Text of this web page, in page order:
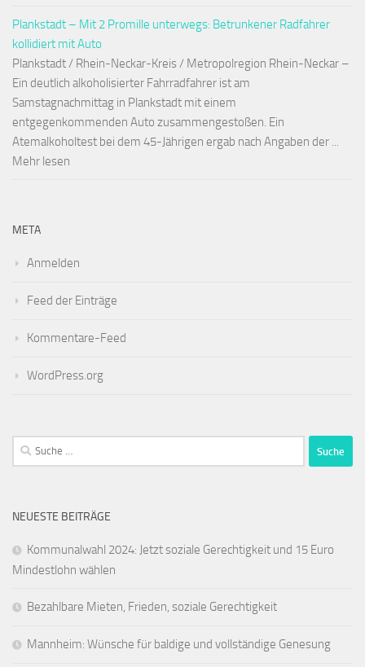
Plankstadt – Mit 2 Promille unterwegs: Betrunkener Radfahrer
kollidiert mit Auto
Plankstadt / Rhein-Neckar-Kreis / Metropolregion Rhein-Neckar –
Ein deutlich alkoholisierter Fahrradfahrer ist am
Samstagnachmittag in Plankstadt mit einem
entgegenkommenden Auto zusammengestoßen. Ein
Atemalkoholtest bei dem 45-Jährigen ergab nach Angaben der ...
Mehr lesen
META
Anmelden
Feed der Einträge
Kommentare-Feed
WordPress.org
Suche
nach:
NEUESTE BEITRÄGE
Kommunalwahl 2024: Jetzt soziale Gerechtigkeit und 15 Euro
Mindestlohn wählen
Bezahlbare Mieten, Frieden, soziale Gerechtigkeit
Mannheim: Wünsche für baldige und vollständige Genesung